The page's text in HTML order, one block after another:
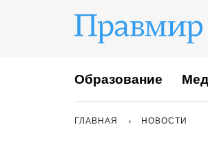
Образование
ГЛАВНАЯ НОВОСТИ